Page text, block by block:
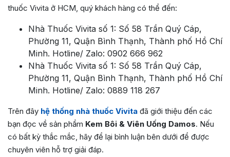
thuốc Vivita ở HCM, quý khách hàng có thể đến:
Nhà Thuốc Vivita số 1: Số 58 Trần Quý Cáp,
Phường 11, Quận Bình Thạnh, Thành phố Hồ Chí
Minh. Hotline/ Zalo: 0902 666 962
Nhà Thuốc Vivita số 1: Số 58 Trần Quý Cáp,
Phường 11, Quận Bình Thạnh, Thành phố Hồ Chí
Minh. Hotline/ Zalo: 0889 118 267
Trên đây hệ thống nhà thuốc Vivita đã giới thiệu đến các
bạn đọc về sản phẩm Kem Bôi & Viên Uống Damos. Nếu
có bất kỳ thắc mắc, hãy để lại bình luận bên dưới để được
chuyên viên hỗ trợ giải đáp.